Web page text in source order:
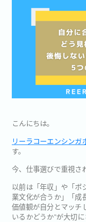
こんにちは。
リーラコーエンシンガ
す。
今、仕事選びで重視さ
以前は「年収」や「ポ
業文化が合うか」「成
価値観が自分とマッチ
いるかどうか”が大切